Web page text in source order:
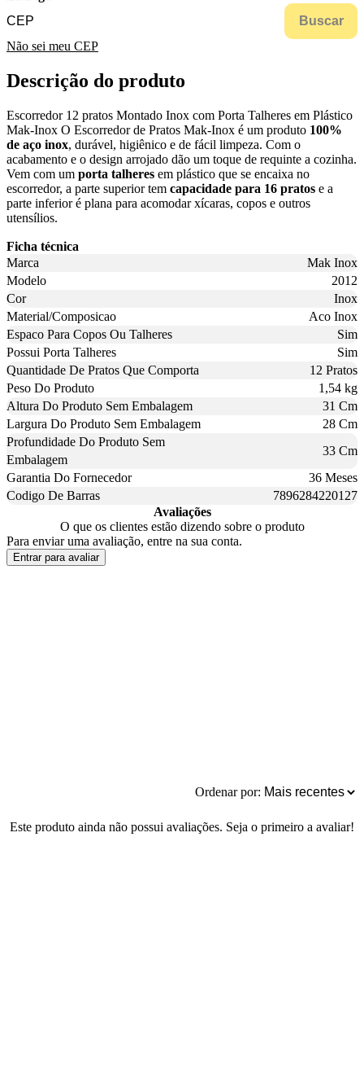
Buscar
Não sei meu CEP
Descrição do produto
Escorredor 12 pratos Montado Inox com Porta Talheres em Plástico
Mak-Inox O Escorredor de Pratos Mak-Inox é um produto 100%
de aço inox, durável, higiênico e de fácil limpeza. Com o
acabamento e o design arrojado dão um toque de requinte a cozinha.
Vem com um porta talheres em plástico que se encaixa no
escorredor, a parte superior tem capacidade para 16 pratos e a
parte inferior é plana para acomodar xícaras, copos e outros
utensílios.
Ficha técnica
Marca
Mak Inox
Modelo
2012
Cor
Inox
Material/Composicao
Aco Inox
Espaco Para Copos Ou Talheres
Sim
Possui Porta Talheres
Sim
Quantidade De Pratos Que Comporta
12 Pratos
Peso Do Produto
1,54 kg
Altura Do Produto Sem Embalagem
31 Cm
Largura Do Produto Sem Embalagem
28 Cm
Profundidade Do Produto Sem
Embalagem
33 Cm
Garantia Do Fornecedor
36 Meses
Codigo De Barras
7896284220127
Avaliações
O que os clientes estão dizendo sobre o produto
Para enviar uma avaliação, entre na sua conta.
Entrar para avaliar
Ordenar por:
Este produto ainda não possui avaliações. Seja o primeiro a avaliar!